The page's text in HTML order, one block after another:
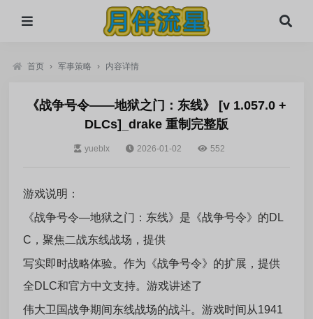
首页 › 军事策略 › 内容详情
《战争号令——地狱之门：东线》 [v 1.057.0 +
DLCs]_drake 重制完整版
yueblx 2026-01-02 552
游戏说明：
《战争号令—地狱之门：东线》是《战争号令》的DL
C，聚焦二战东线战场，提供
写实即时战略体验。作为《战争号令》的扩展，提供
全DLC和官方中文支持。游戏讲述了
伟大卫国战争期间东线战场的战斗。游戏时间从1941